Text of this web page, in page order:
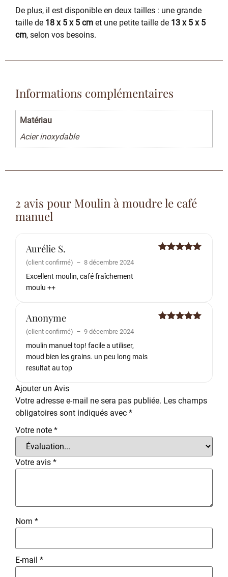
De plus, il est disponible en deux tailles : une grande
taille de 18 x 5 x 5 cm et une petite taille de 13 x 5 x 5
cm, selon vos besoins.
Informations complémentaires
Matériau
Acier inoxydable
2 avis pour Moulin à moudre le café
manuel
Aurélie S.
(client confirmé) – 8 décembre 2024
Excellent moulin, café fraîchement
moulu ++
Anonyme
(client confirmé) – 9 décembre 2024
moulin manuel top! facile a utiliser,
moud bien les grains. un peu long mais
resultat au top
Ajouter un Avis
Votre adresse e-mail ne sera pas publiée. Les champs
obligatoires sont indiqués avec *
Votre note *
Votre avis *
Nom *
E-mail *